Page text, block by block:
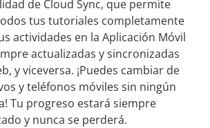
de Cloud Sync, que permite
tus tutoriales completamente
actividades en la Aplicación Móvil
actualizadas y sincronizadas
y viceversa. ¡Puedes cambiar de
y teléfonos móviles sin ningún
Tu progreso estará siempre
y nunca se perderá.